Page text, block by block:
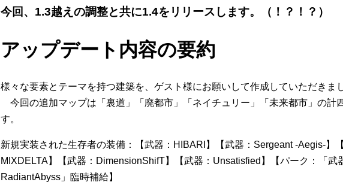
今回、1.3越えの調整と共に1.4をリリースします。（！？！？）
アップデート内容の要約
様々な要素とテーマを持つ建築を、ゲスト様にお願いして作成していただきまし
今回の追加マップは「裏道」「廃都市」「ネイチュリー」「未来都市」の計
す。
新規実装された生存者の装備：【武器：HIBARI】【武器：Sergeant -Aegis-】
MIXDELTA】【武器：DimensionShifT】【武器：Unsatisfied】【パーク：「武
RadiantAbyss」臨時補給】